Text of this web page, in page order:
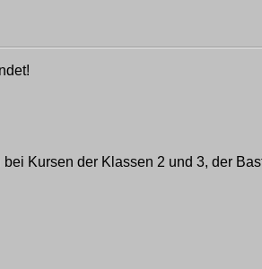
Kursen der Klassen 2 und 3, der